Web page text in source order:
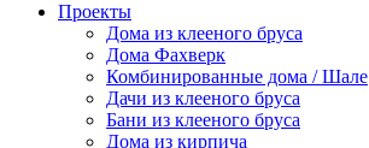
Проекты
Дома из клееного бруса
Дома Фахверк
Комбинированные дома / Шале
Дачи из клееного бруса
Бани из клееного бруса
Дома из кирпича